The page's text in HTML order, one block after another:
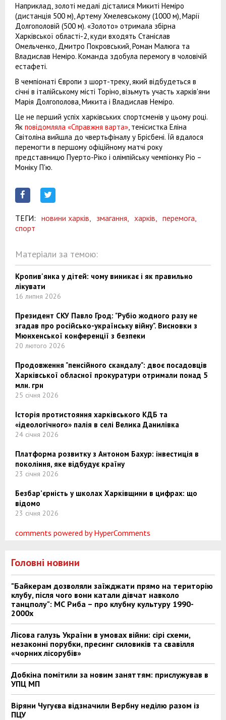
Наприклад, золоті медалі дісталися Микиті Неміро
(дистанція 500 м), Артему Хмелевському (1000 м), Марії
Долгополовій (500 м). «Золото» отримала збірна
Харківської області-2, куди входять Станіслав
Омельченко, Дмитро Покровський, Роман Малюга та
Владислав Неміро. Команда здобула перемогу в чоловічій
естафеті.
В чемпіонаті Європи з шорт-треку, який відбудеться в
січні в італійському місті Торіно, візьмуть участь харків'яни
Марія Долгополова, Микита і Владислав Неміро.
Це не перший успіх харківських спортсменів у цьому році.
Як повідомляла «Справжня варта» , тенісистка Еліна
Світоліна вийшла до чвертьфіналу у Брісбені. Їй вдалося
перемогти в першому офіційному матчі року
представницю Пуерто-Ріко і олімпійську чемпіонку Ріо –
Моніку П'ю.
ТЕГИ: новини харків, змагання, харків,
перемога,
спорт
Матеріали за темою:
Кропив'янка у дітей: чому виникає і як правильно
лікувати
16 липня 2026
Президент СКУ Павло Грод: "Рубіо жодного разу не
згадав про російсько-українську війну". Висновки з
Мюнхенської конференції з безпеки
20 лютого 2026
Продовження "пенсійного скандалу": двоє посадовців
Харківської обласної прокуратури отримали понад 5
млн. грн
25 січня 2026
Історія протистояння харківського КДБ та
«ідеологічного» палія в селі Велика Данилівка
24 січня 2026
Платформа розвитку з Антоном Бахур: інвестиція в
покоління, яке відбудує країну
23 січня 2026
Безбар’єрність у школах Харківщини в цифрах: що
відомо
23 січня 2026
comments powered by HyperComments
Головні новини
"Байкерам дозволяли заїжджати прямо на територію
клубу, після чого вони катали дівчат навколо
танцполу": МС Риба – про клубну культуру 1990-
2000х
Лісова галузь України в умовах війни: сірі схеми,
незаконні порубки, пресинг силовиків та свавілля
«чорних лісорубів»
Добкіна помітили за новим заняттям: прислужував в
УПЦ МП
Віряни Чугуєва відзначили Вербну неділю разом із
ПЦУ